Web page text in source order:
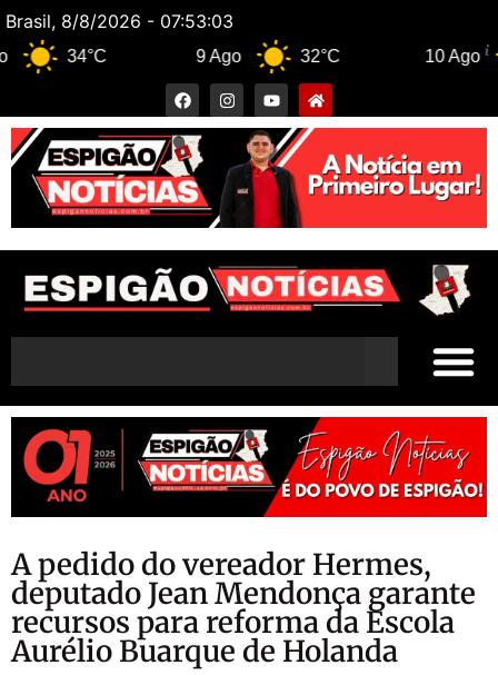
Brasil, 8/8/2026 - 07:53:04
34°C 32°C
A pedido do vereador Hermes,
deputado Jean Mendonça garante
recursos para reforma da Escola
Aurélio Buarque de Holanda